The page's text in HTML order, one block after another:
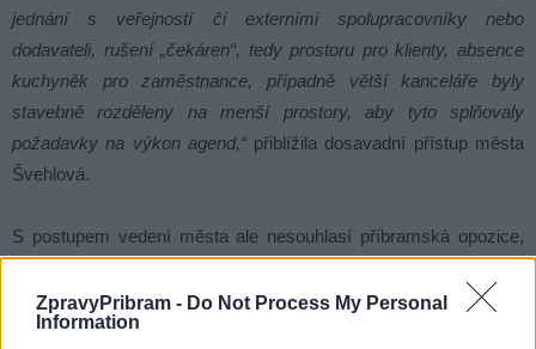
ZpravyPribram - Do Not Process My Personal
Information
jednání s veřejností či externími spolupracovníky nebo
dodavateli, rušení „čekáren“, tedy prostoru pro klienty, absence
kuchyněk pro zaměstnance, případně větší kanceláře byly
stavebně rozděleny na menší prostory, aby tyto splňovaly
požadavky na výkon agend,“přiblížila dosavadní přístup města
Švehlová.
S postupem vedení města ale nesouhlasí příbramská opozice,
mě to není pro město výhodné a cena za pronájem příliš vysoká.
Radnice o této potřebě ví od roku 2021 a bohužel opět problém